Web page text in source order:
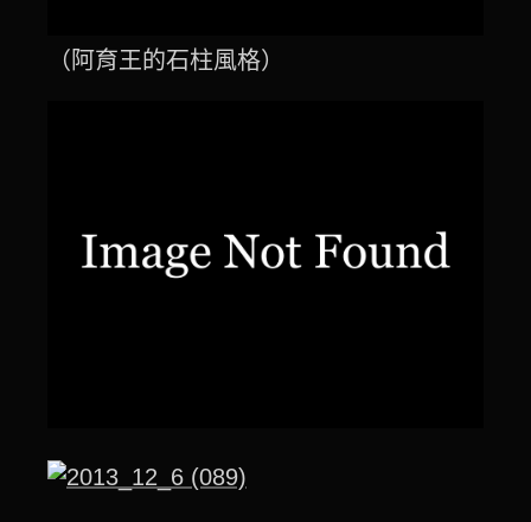
（阿育王的石柱風格）